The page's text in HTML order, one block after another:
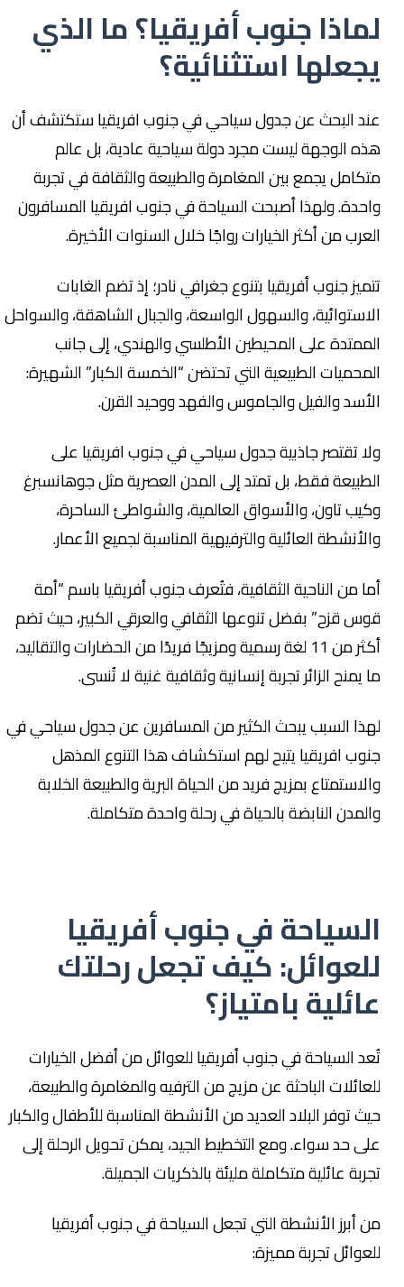
لماذا جنوب أفريقيا؟ ما الذي
يجعلها استثنائية؟
عند البحث عن جدول سياحي في جنوب افريقيا ستكتشف أن
هذه الوجهة ليست مجرد دولة سياحية عادية، بل عالم
متكامل يجمع بين المغامرة والطبيعة والثقافة في تجربة
واحدة. ولهذا أصبحت السياحة في جنوب افريقيا المسافرون
العرب من أكثر الخيارات رواجًا خلال السنوات الأخيرة.
تتميز جنوب أفريقيا بتنوع جغرافي نادر؛ إذ تضم الغابات
الاستوائية، والسهول الواسعة، والجبال الشاهقة، والسواحل
الممتدة على المحيطين الأطلسي والهندي، إلى جانب
المحميات الطبيعية التي تحتضن “الخمسة الكبار” الشهيرة:
الأسد والفيل والجاموس والفهد ووحيد القرن.
ولا تقتصر جاذبية جدول سياحي في جنوب افريقيا على
الطبيعة فقط، بل تمتد إلى المدن العصرية مثل جوهانسبرغ
وكيب تاون، والأسواق العالمية، والشواطئ الساحرة،
والأنشطة العائلية والترفيهية المناسبة لجميع الأعمار.
أما من الناحية الثقافية، فتُعرف جنوب أفريقيا باسم “أمة
قوس قزح” بفضل تنوعها الثقافي والعرقي الكبير، حيث تضم
أكثر من 11 لغة رسمية ومزيجًا فريدًا من الحضارات والتقاليد،
ما يمنح الزائر تجربة إنسانية وثقافية غنية لا تُنسى.
لهذا السبب يبحث الكثير من المسافرين عن جدول سياحي في
جنوب افريقيا يتيح لهم استكشاف هذا التنوع المذهل
والاستمتاع بمزيج فريد من الحياة البرية والطبيعة الخلابة
والمدن النابضة بالحياة في رحلة واحدة متكاملة.
السياحة في جنوب أفريقيا
للعوائل: كيف تجعل رحلتك
عائلية بامتياز؟
تُعد السياحة في جنوب أفريقيا للعوائل من أفضل الخيارات
للعائلات الباحثة عن مزيج من الترفيه والمغامرة والطبيعة،
حيث توفر البلاد العديد من الأنشطة المناسبة للأطفال والكبار
على حد سواء. ومع التخطيط الجيد، يمكن تحويل الرحلة إلى
تجربة عائلية متكاملة مليئة بالذكريات الجميلة.
من أبرز الأنشطة التي تجعل السياحة في جنوب أفريقيا
للعوائل تجربة مميزة: